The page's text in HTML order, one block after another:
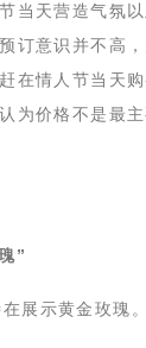
当天营造气氛
订意识并不高
在情人节当天
为价格不是最
”
展示黄金玫瑰。